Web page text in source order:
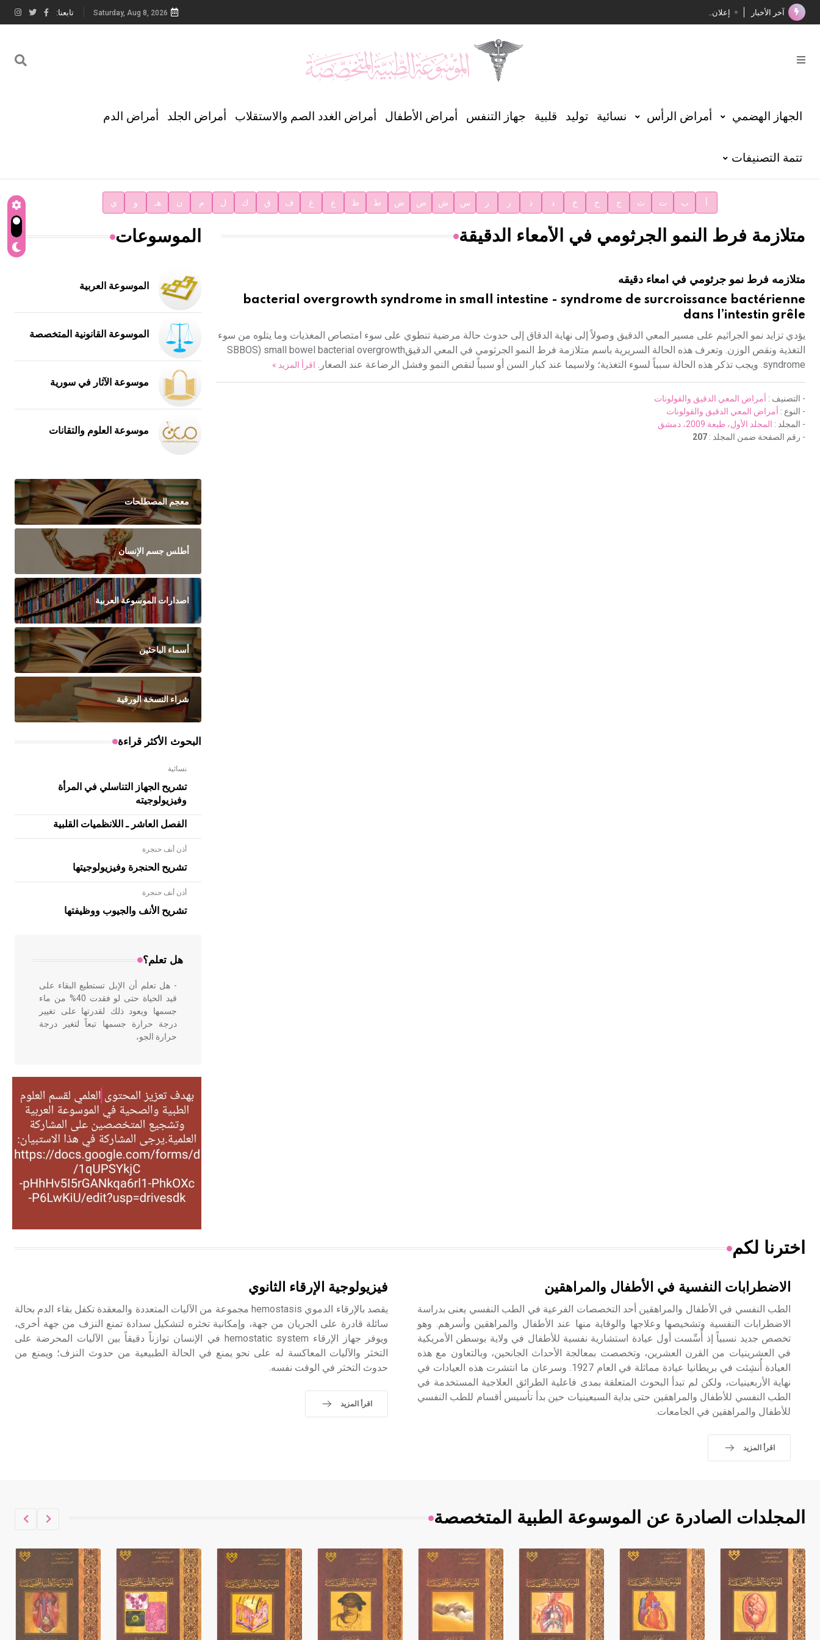
آخر الأخبار إعلان..
توصيات مجلس الإدارة
الأستاذ إياد خالد الطباع مدير عام لهيئة الموسوعة العربية
Saturday, Aug 8, 2026 تابعنا:
الجهاز الهضمي أمراض الرأس نسائية توليد قلبية جهاز التنفس أمراض الأطفال أمراض الغدد الصم والاستقلاب أمراض الجلد أمراض الدم
تتمة التصنيفات
ب ت ث ج ح خ د ذ ر ز س ش ص ض ط ظ ع غ ف ق ك ل م ن هـ و ي
متلازمة فرط النمو الجرثومي في الأمعاء الدقيقة
متلازمه فرط نمو جرثومي في امعاء دقيقه
bacterial overgrowth syndrome in small intestine - syndrome de surcroissance bactérienne
dans l’intestin grêle
يؤدي تزايد نمو الجراثيم على مسير المعي الدقيق وصولاً إلى نهاية الدقاق إلى حدوث حالة مرضية تنطوي على سوء امتصاص المغذيات وما يتلوه من سوء
التغذية ونقص الوزن. وتعرف هذه الحالة السريرية باسم متلازمة فرط النمو الجرثومي في المعي الدقيقSBBOS) small bowel bacterial overgrowth
syndrome. ويجب تذكر هذه الحالة سبباً لسوء التغذية؛ ولاسيما عند كبار السن أو سبباً لنقص النمو وفشل الرضاعة عند الصغار.
اقرأ المزيد »
- التصنيف : أمراض المعي الدقيق والقولونات
- النوع : أمراض المعي الدقيق والقولونات
- المجلد : المجلد الأول، طبعة 2009، دمشق
- رقم الصفحة ضمن المجلد : 207
الموسوعات
الموسوعة العربية
الموسوعة القانونية المتخصصة
موسوعة الآثار في سورية
موسوعة العلوم والتقانات
معجم المصطلحات
أطلس جسم الإنسان
اصدارات الموسوعة العربية
أسماء الباحثين
شراء النسخة الورقية
البحوث الأكثر قراءة
نسائية
تشريح الجهاز التناسلي في المرأة
وفيزيولوجيته
الفصل العاشر ـ اللانظميات القلبية
أذن أنف حنجرة
تشريح الحنجرة وفيزيولوجيتها
أذن أنف حنجرة
تشريح الأنف والجيوب ووظيفتها
هل تعلم؟
- هل تعلم أن الأبلق نوع من الفنون
الهندسية التي ارتبطت بالعمارة الإسلامية
في بلاد الشام ومصر خاصة، حيث يحرص
- هل تعلم أن الإبل تستطيع البقاء على
قيد الحياة حتى لو فقدت 40% من ماء
جسمها ويعود ذلك لقدرتها على تغيير
درجة حرارة جسمها تبعاً لتغير درجة
حرارة الجو،
- هل تعلم أن أبقراط كتب في الطب
أربعة مؤلفات هي: الحكم، الأدلة، تنظيم
التغذية، ورسالته في جروح الرأس.
ويعود له الفضل بأنه حرر الطب من
الدين والفلسفة.
- هل تعلم أن المرجان إفراز حيواني
يتكون في البحر ويتركب من مادة
كربونات الكلسيوم، وهو أحمر أو شديد
الحمرة وهو أجود أنواعه، ويمتاز بكبر
الإنكليزية أب
- هل تعلم أن أبجر Abgar اسم معروف
اخترنا لكم
الاضطرابات النفسية في الأطفال والمراهقين
الطب النفسي في الأطفال والمراهقين أحد التخصصات الفرعية في الطب النفسي يعنى بدراسة
الاضطرابات النفسية وتشخيصها وعلاجها والوقاية منها عند الأطفال والمراهقين وأسرهم. وهو
تخصص جديد نسبياً إذ أُسِّست أول عيادة استشارية نفسية للأطفال في ولاية بوسطن الأمريكية
في العشرينيات من القرن العشرين، وتخصصت بمعالجة الأحداث الجانحين، وبالتعاون مع هذه
العيادة أُنشِئت في بريطانيا عيادة مماثلة في العام 1927. وسرعان ما انتشرت هذه العيادات في
نهاية الأربعينيات، ولكن لم تبدأ البحوث المتعلقة بمدى فاعلية الطرائق العلاجية المستخدمة في
الطب النفسي للأطفال والمراهقين حتى بداية السبعينيات حين بدأ تأسيس أقسام للطب النفسي
للأطفال والمراهقين في الجامعات.
اقرأ المزيد
فيزيولوجية الإرقاء الثانوي
يقصد بالإرقاء الدموي hemostasis مجموعة من الآليات المتعددة والمعقدة تكفل بقاء الدم بحالة
سائلة قادرة على الجريان من جهة، وإمكانية تخثره لتشكيل سدادة تمنع النزف من جهة أخرى،
ويوفر جهاز الإرقاء hemostatic system في الإنسان توازناً دقيقاً بين الآليات المحرضة على
التخثر والآليات المعاكسة له على نحو يمنع في الحالة الطبيعية من حدوث النزف؛ ويمنع من
حدوث التخثر في الوقت نفسه.
اقرأ المزيد
المجلدات الصادرة عن الموسوعة الطبية المتخصصة